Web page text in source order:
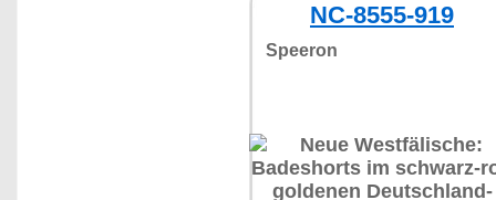
NC-8555-919
Speeron